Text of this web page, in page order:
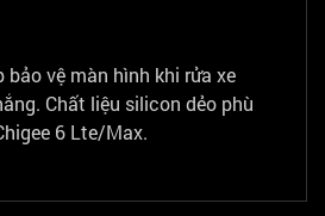
bảo vệ màn hình khi rửa xe
Chất liệu silicon dẻo phù
6 Lte/Max.